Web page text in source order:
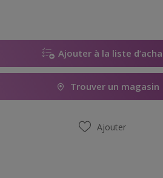
Ajouter à la liste
Trouver un magasin
Ajouter